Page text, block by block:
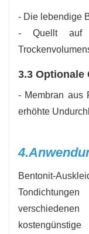
- Die lebendige
- Quellt auf
3.3 Optionale
- Membran aus
erhöhte
4.
Bentonit-